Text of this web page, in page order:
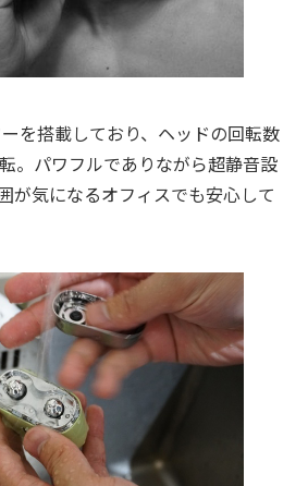
を搭載しており、ヘッドの回転数
。パワフルでありながら超静音設
が気になるオフィスでも安心して